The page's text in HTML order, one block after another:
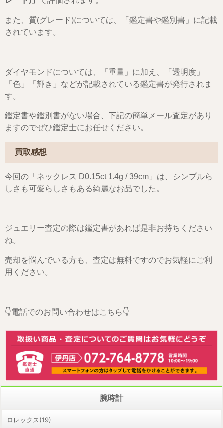
また、質(グレード)については、「鑑定書や鑑別書」に記載
されています。
ダイヤモンドについては、「重量」に加え、「透明度」
「色」「輝き」などが記載されている鑑定書が発行されま
す。
鑑定書や鑑別書がない場合、下記の簡単メール査定があり
ますのでぜひ鑑定士にお任せください。
買取感想
今回の「ネックレス D0.15ct 1.4g / 39cm」は、シンプルら
しさも可愛らしさもある綺麗なお品でした。
ジュエリー査定の際は鑑定書があれば是非お持ちください
ね。
売却を悩んでいる方も、査定は無料ですのでお気軽にご利
用ください。
👇電話でのお問い合わせはこちら👇
腕時計
ロレックス(19)